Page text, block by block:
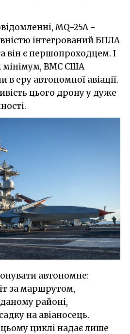
MQ-25A -
інтегрований БПЛА
він є першопроходцем. І
мінімум, ВМС США
в еру автономної авіації.
цього дрону у дуже
автономне:
за маршрутом,
районі,
на авіаносець.
циклі надає лише